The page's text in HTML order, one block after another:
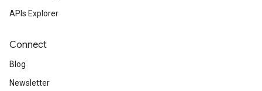
APIs Explorer
Connect
Blog
Newsletter